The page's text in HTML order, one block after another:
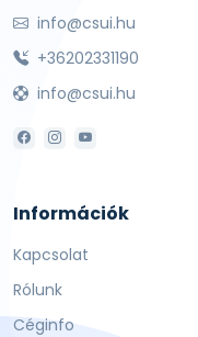
info@csui.hu
+36202331190
info@csui.hu
Információk
Kapcsolat
Rólunk
Céginfo